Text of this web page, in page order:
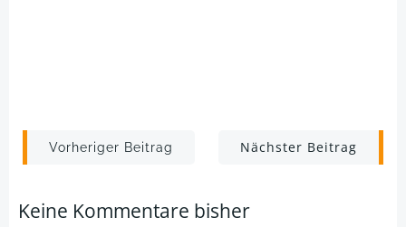
Post
navigation
Vorheriger Beitrag
Post
navigation
Nächster Beitrag
Keine Kommentare bisher